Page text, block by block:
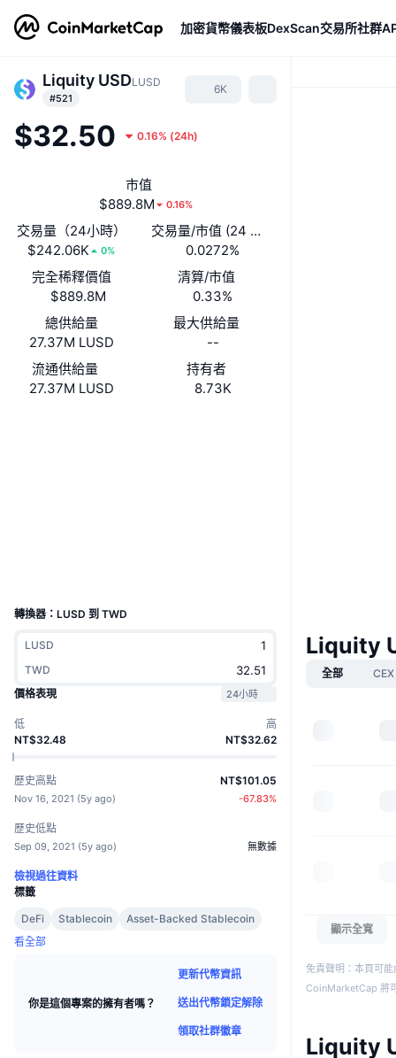
加密貨幣儀表板DexScan交易所社群
Liquity USDLUSD
#521
6K
$32.50 0.16% (24h)
市值
$889.8M
0.16%
交易量（24小時）
$242.06K
0%
交易量/市值 (24 小時)
0.0272%
完全稀釋價值
$889.8M
清算/市值
0.33%
總供給量
27.37M LUSD
最大供給量
--
流通供給量
27.37M LUSD
持有者
8.73K
轉換器：LUSD 到 TWD
LUSD
TWD
價格表現
24小時
低
NT$32.48
高
NT$32.62
歷史高點
Nov 16, 2021 (5y ago)
NT$101.05
-67.83%
歷史低點
Sep 09, 2021 (5y ago) 無數據
檢視過往資料
標籤
DeFi
Stablecoin
Asset-Backed Stablecoin
看全部
你是這個專案的擁有者嗎？
更新代幣資訊
送出代幣鎖定解除
領取社群徽章
Liquity
全部 CEX
顯示全寬
免責聲明：本頁可
CoinMarketCap 將
Liquity